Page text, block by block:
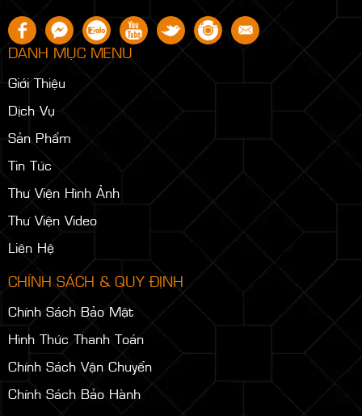
DANH MỤC MENU
Giới Thiệu
Dịch Vụ
Sản Phẩm
Tin Tức
Thư Viện Hình Ảnh
Thư Viện Video
Liên Hệ
CHÍNH SÁCH & QUY ĐỊNH
Chính Sách Bảo Mật
Hình Thức Thanh Toán
Chính Sách Vận Chuyển
Chính Sách Bảo Hành